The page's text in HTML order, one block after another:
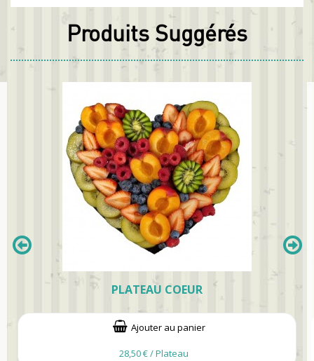
Produits Suggérés
PLATEAU COEUR
Ajouter au panier
28,50 € / Plateau